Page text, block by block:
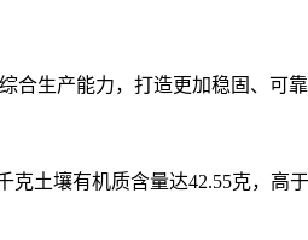
生产能力，打造更加稳固、可靠
壤有机质含量达42.55克，高